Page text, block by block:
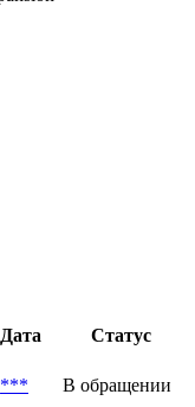
Дата
Статус
***
В обращении